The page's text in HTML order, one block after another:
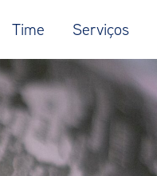
Time Serviços